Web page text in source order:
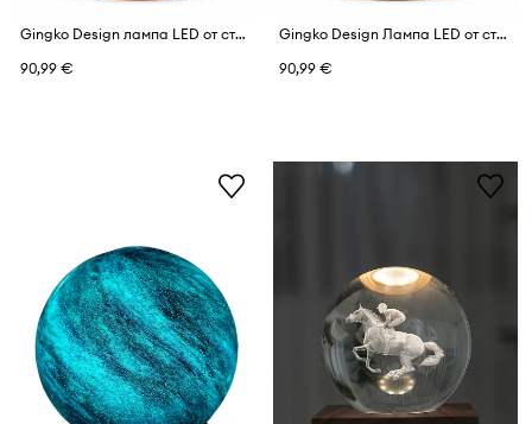
Gingko Design лампа LED от стъкло 6,8 x 6,8 x 12,7 cm
90,99 €
Gingko Design Лампа LED от стъкло 6,8 x 6,8 x 13,7 cm
90,99 €